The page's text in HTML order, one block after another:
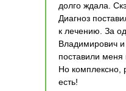
долго ждала.
Диагноз
к лечению. За
Владимирович и
поставили меня
Но комплексно,
есть!